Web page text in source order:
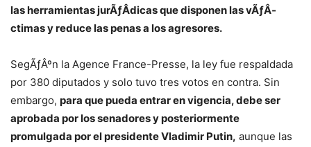
las herramientas jurÃƒÂ­dicas que disponen las vÃƒÂ­
ctimas y reduce las penas a los agresores.
SegÃƒÂºn la Agence France-Presse, la ley fue respaldada
por 380 diputados y solo tuvo tres votos en contra. Sin
embargo, para que pueda entrar en vigencia, debe ser
aprobada por los senadores y posteriormente
promulgada por el presidente Vladimir Putin, aunque las